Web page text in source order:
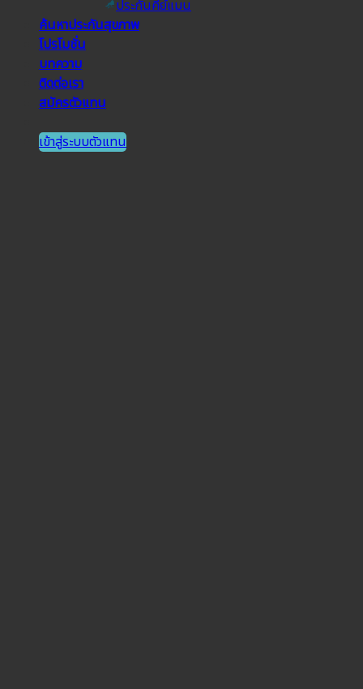
ประกันคีย์แมน
ค้นหาประกันสุขภาพ
โปรโมชั่น
บทความ
ติดต่อเรา
สมัครตัวแทน
เข้าสู่ระบบตัวแทน